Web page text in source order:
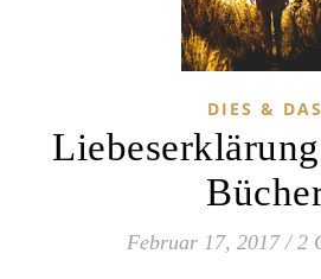
DIES & DAS
Februar 17, 2017 / 2